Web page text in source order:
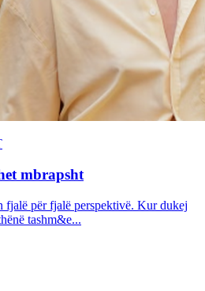
mbrapsht
fjalë për fjalë perspektivë. Kur dukej
tashm&e...